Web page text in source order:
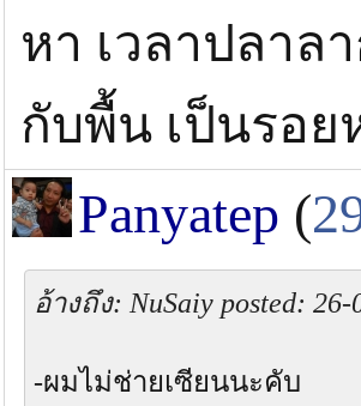
หา เวลาปลาล
กับพื้น เป็นรอย
Panyatep (
อ้างถึง: NuSaiy posted:
-ผมไม่ช่ายเซียนนะคับ